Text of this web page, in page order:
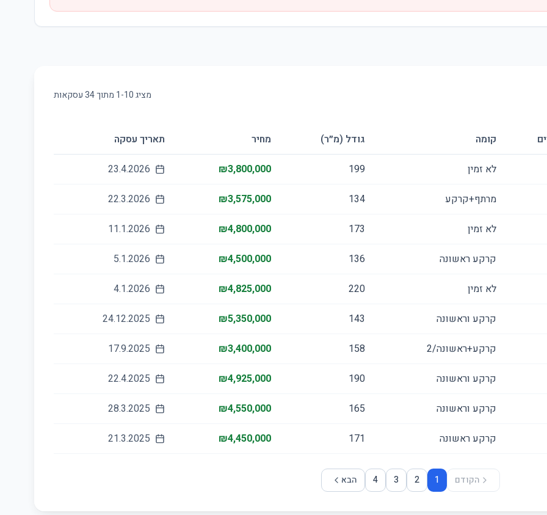
מציג 1-10 מתוך34עסקאות
קומה גודל (מ״ר) מחיר תאריך עסקה
לא זמין 199
₪3,800,000
23.4.2026
מרתף+קרקע 134
₪3,575,000
22.3.2026
לא זמין 173
₪4,800,000
11.1.2026
קרקע ראשונה 136
₪4,500,000
5.1.2026
לא זמין 220
₪4,825,000
4.1.2026
קרקע וראשונה 143
₪5,350,000
24.12.2025
קרקע+ראשונה/2 158
₪3,400,000
17.9.2025
קרקע וראשונה 190
₪4,925,000
22.4.2025
קרקע וראשונה 165
₪4,550,000
28.3.2025
קרקע ראשונה 171
₪4,450,000
21.3.2025
הקודם 1
2
3
4 הבא